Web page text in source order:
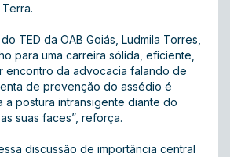
TED da OAB Goiás, Ludmila Torres,
para uma carreira sólida, eficiente,
encontro da advocacia falando de
de prevenção do assédio é
a postura intransigente diante do
suas faces”, reforça.
discussão de importância central